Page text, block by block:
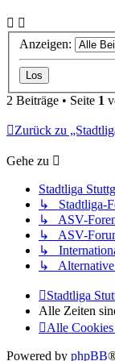
Anzeigen:
2 Beiträge • Seite 1
Zurück zu
Gehe zu
Stadtliga
↳ Stadtliga-
↳ ASV-
↳ ASV-
↳
↳ Alternative
Stadtliga
Alle Zeiten
Alle Cookies
Powered by phpBB